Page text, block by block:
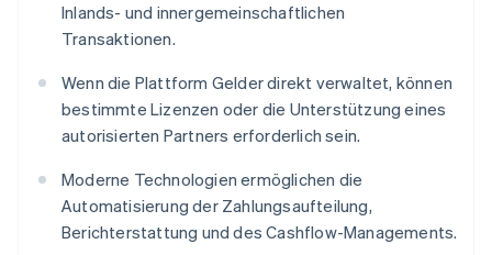
Inlands- und innergemeinschaftlichen
Transaktionen.
Wenn die Plattform Gelder direkt verwaltet, können
bestimmte Lizenzen oder die Unterstützung eines
autorisierten Partners erforderlich sein.
Moderne Technologien ermöglichen die
Automatisierung der Zahlungsaufteilung,
Berichterstattung und des Cashflow-Managements.